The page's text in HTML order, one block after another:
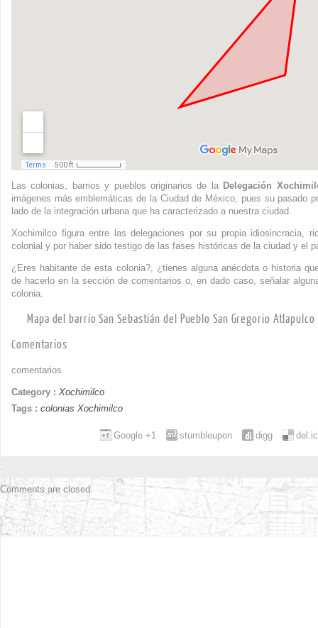
Las colonias, barrios y pueblos originarios de la Delegación
imágenes más emblemáticas de la Ciudad de México, pues su pasado
lado de la integración urbana que ha caracterizado a nuestra ciudad.
Xochimilco figura entre las delegaciones por su propia idiosincracia,
colonial y por haber sido testigo de las fases históricas de la ciudad y el
¿Eres habitante de esta colonia?, ¿tienes alguna anécdota o historia
de hacerlo en la sección de comentarios o, en dado caso, señalar
colonia.
Mapa del barrio San Sebastián del Pueblo San Gregorio
Comentarios
comentarios
Category : Xochimilco
Tags : colonias Xochimilco
digg
stumbleupon
Google +1
Comments are closed.